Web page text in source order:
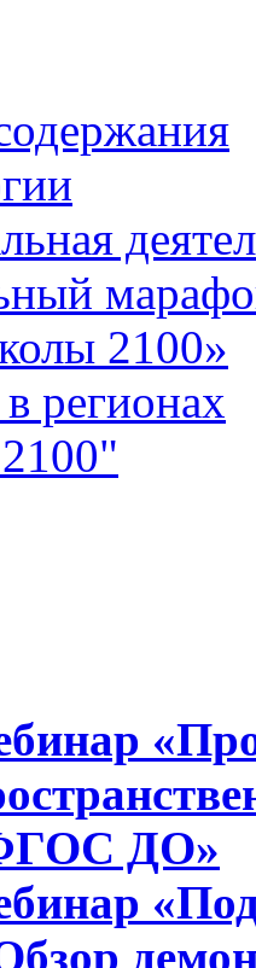
2100»
регионах
ДО»